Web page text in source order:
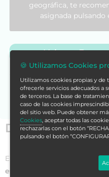
Datos generales
El
el
esquelético
más importante
geográfica, te
asignada pulsando
Volver a
para asesorarte.
🍪 Utilizamos Cookies
Utilizamos cookies propias y de
ofrecerle servicios adecuados a
de terceros. La base de
caso de las cookies
del sitio web. Puede obtener
Cookies, aceptar todas las
rechazarlas con el botón
pulsando el botón